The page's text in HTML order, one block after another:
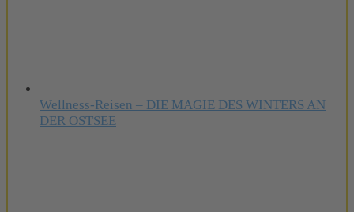
Wellness-Reisen – DIE MAGIE DES WINTERS AN
DER OSTSEE